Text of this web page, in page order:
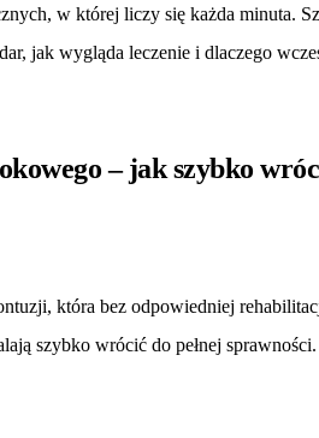
w której liczy się każda minuta.
jak wygląda leczenie i dlaczego
– jak szybko
która bez odpowiedniej
szybko wrócić do pełnej